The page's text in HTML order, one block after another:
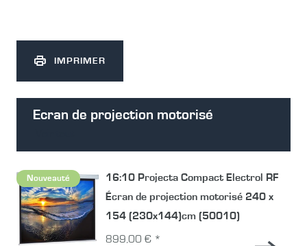
IMPRIMER
Ecran de projection motorisé
Nouveauté
16:10 Projecta Compact Electrol RF
Écran de projection motorisé 240 x
154 (230x144)cm (50010)
899,00 € *